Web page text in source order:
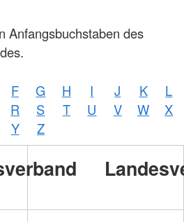
Anfangsbuchstaben des
F G H I J K
L
R S T U V W
X
Y
Z